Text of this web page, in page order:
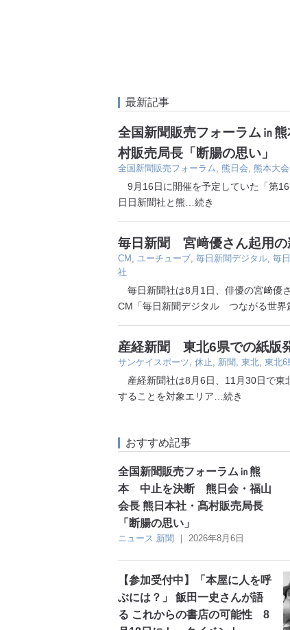
最新記事
全国新聞販売フォーラム㏌
村販売局長「断腸の思い」
全国新聞販売フォーラム, 熊日会, 熊本大会
9月16日に開催を予定していた「第
日日新聞社と熊…続き
毎日新聞 宮﨑優さん起用の
CM , ユーチューブ, 毎日新聞デジタル, 毎
社
毎日新聞社は8月1日、俳優の宮﨑優
CM「毎日新聞デジタル つながる世界
産経新聞 東北6県での紙版
サンケイスポーツ, 休止, 新聞, 東北, 東北6
産経新聞社は8月6日、11月30日で東
することを対象エリア…続き
おすすめ記事
全国新聞販売フォーラム㏌熊
本 中止を決断 熊日会・福山
会長 熊日本社・髙村販売局長
「断腸の思い」
ニュース 新聞 ｜ 2026年8月6日
【参加受付中】「本屋に人を呼
ぶには？」 飯田一史さんが語
る これからの書店の可能性 8